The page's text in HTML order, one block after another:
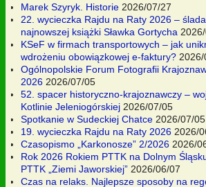
Marek Szyryk. Historie 2026/07/27
22. wycieczka Rajdu na Raty 2026 –
najnowszej książki Sławka Gortycha
KSeF w firmach transportowych – jak
wdrożeniu obowiązkowej e-faktury?
Ogólnopolskie Forum Fotografii
2026 2026/07/05
52. spacer historyczno-krajoznawczy –
Kotlinie Jeleniogórskiej 2026/07/05
Spotkanie w Sudeckiej Chatce 2026/07/05
19. wycieczka Rajdu na Raty 2026 2026/
Czasopismo „Karkonosze” 2/2026 2026/
Rok 2026 Rokiem PTTK na Dolnym
PTTK „Ziemi Jaworskiej” 2026/06/07
Czas na relaks. Najlepsze sposoby na